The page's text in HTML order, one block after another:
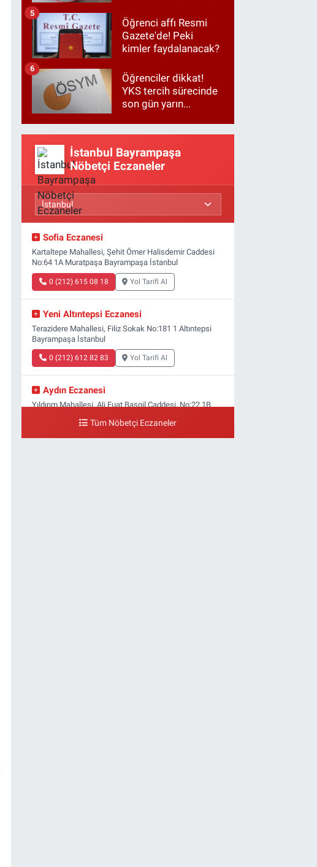
Öğrenci affı Resmi
Gazete'de! Peki
kimler faydalanacak?
5
Öğrenciler dikkat!
YKS tercih sürecinde
son gün yarın...
6
İstanbul Bayrampaşa
Nöbetçi Eczaneler
Sofia Eczanesi
Kartaltepe Mahallesi, Şehit Ömer Halisdemir Caddesi
No:64 1A Muratpaşa Bayrampaşa İstanbul
0 (212) 615 08 18 Yol Tarifi Al
Yeni Altıntepsi Eczanesi
Terazidere Mahallesi, Filiz Sokak No:181 1 Altıntepsi
Bayrampaşa İstanbul
0 (212) 612 82 83 Yol Tarifi Al
Aydın Eczanesi
Yıldırım Mahallesi, Ali Fuat Başgil Caddesi, No:22 1B
Tüm Nöbetçi Eczaneler